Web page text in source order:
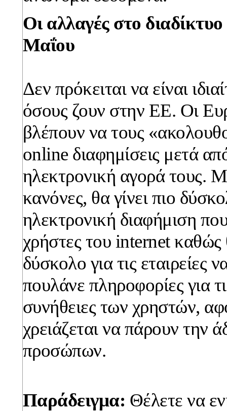
Οι αλλαγές στο
Μαΐου
Δεν πρόκειται να είναι
όσους ζουν στην ΕΕ. Οι
βλέπουν να τους
online διαφημίσεις μετά
ηλεκτρονική αγορά τους.
κανόνες, θα γίνει πιο
ηλεκτρονική διαφήμιση
χρήστες του internet καθώς
δύσκολο για τις εταιρείες
πουλάνε πληροφορίες για
συνήθειες των χρηστών,
χρειάζεται να πάρουν την
προσώπων.
Παράδειγμα: Θέλετε να